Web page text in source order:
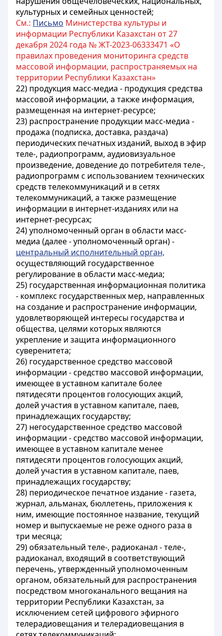
культурных и семейных ценностей;
См.: Письмо Министерства культуры и
информации Республики Казахстан от 27
декабря 2024 года № ЖТ-2023-06333471 «О
правилах проведения мониторинга средств
массовой информации, распространяемых на
территории Республики Казахстан»
22) продукция масс-медиа - продукция средства
массовой информации, а также информация,
размещенная на интернет-ресурсе;
23) распространение продукции масс-медиа -
продажа (подписка, доставка, раздача)
периодических печатных изданий, выход в эфир
теле-, радиопрограмм, аудиовизуальное
произведение, доведение до потребителя теле-,
радиопрограмм с использованием технических
средств телекоммуникаций и в сетях
телекоммуникаций, а также размещение
информации в интернет-изданиях или на
интернет-ресурсах;
24) уполномоченный орган в области масс-
медиа (далее - уполномоченный орган) -
центральный исполнительный орган,
осуществляющий государственное
регулирование в области масс-медиа;
25) государственная информационная политика
- комплекс государственных мер, направленных
на создание и распространение информации,
удовлетворяющей интересы государства и
общества, целями которых являются
укрепление и защита информационного
суверенитета;
26) государственное средство массовой
информации - средство массовой информации,
имеющее в уставном капитале более
пятидесяти процентов голосующих акций,
долей участия в уставном капитале, паев,
принадлежащих государству;
27) негосударственное средство массовой
информации - средство массовой информации,
имеющее в уставном капитале менее
пятидесяти процентов голосующих акций,
долей участия в уставном капитале, паев,
принадлежащих государству;
28) периодическое печатное издание - газета,
журнал, альманах, бюллетень, приложения к
ним, имеющие постоянное название, текущий
номер и выпускаемые не реже одного раза в
три месяца;
29) обязательный теле-, радиоканал - теле-,
радиоканал, входящий в соответствующий
перечень, утвержденный уполномоченным
органом, обязательный для распространения
посредством многоканального вещания на
территории Республики Казахстан, за
исключением сетей цифрового эфирного
телерадиовещания и телерадиовещания в